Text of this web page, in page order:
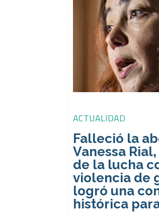
ACTUALIDAD
Falleció la
Vanessa
de la lucha
violencia de
logró una
histórica